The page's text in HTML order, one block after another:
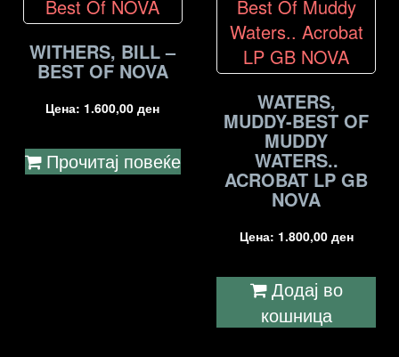
WITHERS, BILL –
BEST OF NOVA
Цена: 1.600,00ден
Прочитај повеќе
WATERS,
MUDDY-BEST OF
MUDDY
WATERS..
ACROBAT LP GB
NOVA
Цена: 1.800,00 ден
Додај во
кошница